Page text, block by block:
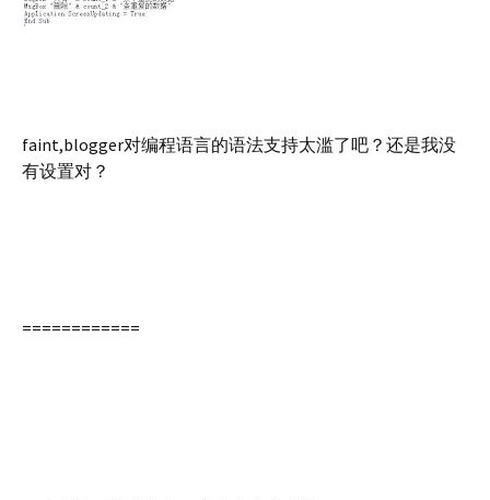
faint,blogger对编程语言的语法支持太滥了吧？还是我没
有设置对？
============